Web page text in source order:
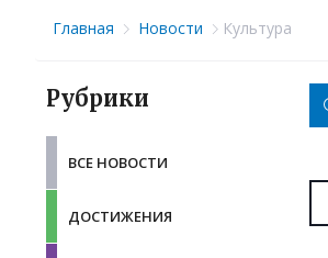
Главная Новости Культура
Рубрики
ВСЕ НОВОСТИ
ДОСТИЖЕНИЯ